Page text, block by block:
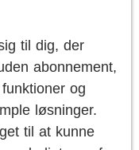
til dig, der
abonnement,
og
løsninger.
til at kunne